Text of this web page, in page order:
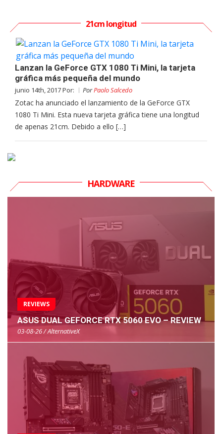
21cm longitud
Lanzan la GeForce GTX 1080 Ti Mini, la tarjeta
gráfica más pequeña del mundo
junio 14th, 2017 Por: PorPaolo Salcedo
Zotac ha anunciado el lanzamiento de la GeForce GTX
1080 Ti Mini. Esta nueva tarjeta gráfica tiene una longitud
de apenas 21cm. Debido a ello […]
HARDWARE
REVIEWS
ASUS DUAL GEFORCE RTX 5060 EVO – REVIEW
03-08-26 / AlternativeX